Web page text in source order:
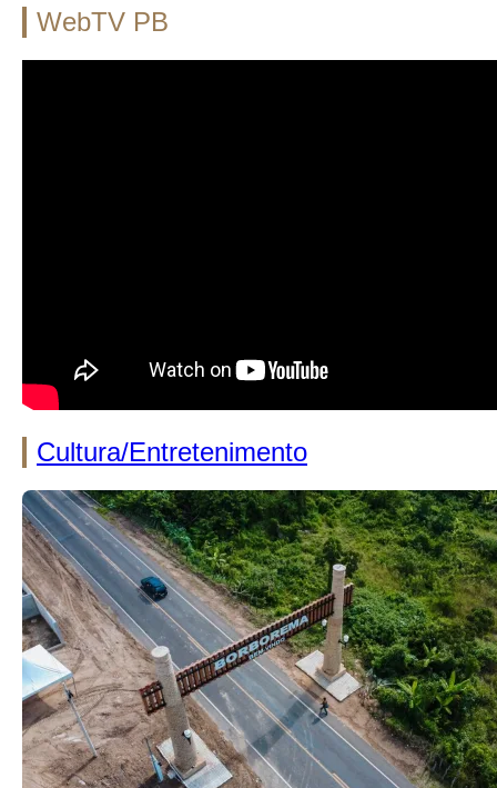
WebTV PB
Cultura/Entretenimento